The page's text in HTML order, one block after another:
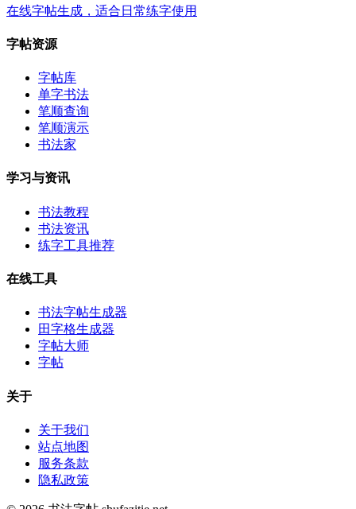
在线字帖生成，适合日常练字使用
字帖资源
字帖库
单字书法
笔顺查询
笔顺演示
书法家
学习与资讯
书法教程
书法资讯
练字工具推荐
在线工具
书法字帖生成器
田字格生成器
字帖大师
字帖
关于
关于我们
站点地图
服务条款
隐私政策